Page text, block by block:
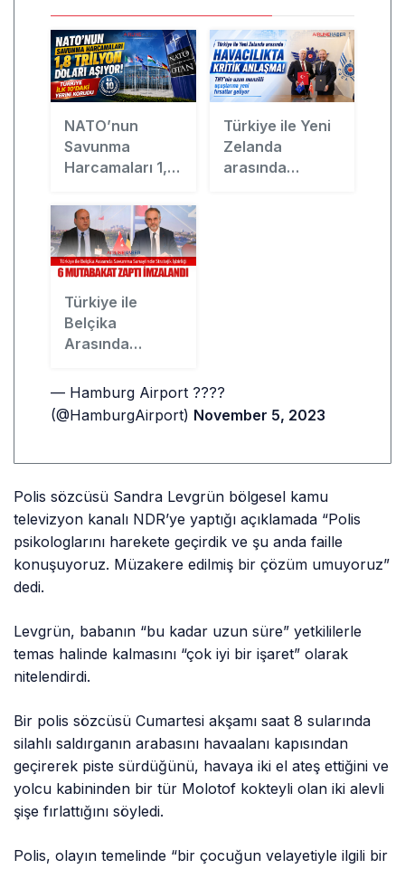
NATO’nun
Savunma
Harcamaları 1,8
Aşıyor! Türkiye
İlk 10’daki Yerini
Korudu
Türkiye ile Yeni
Zelanda
arasında
Türkiye ile
Belçika
Arasında
Sanayiinde
Stratejik İşbirliği:
6 Mutabakat
— Hamburg Airport ????
(@HamburgAirport) November 5, 2023
Polis sözcüsü Sandra Levgrün bölgesel kamu
televizyon kanalı NDR’ye yaptığı açıklamada “Polis
psikologlarını harekete geçirdik ve şu anda faille
konuşuyoruz. Müzakere edilmiş bir çözüm umuyoruz”
dedi.
Levgrün, babanın “bu kadar uzun süre” yetkililerle
temas halinde kalmasını “çok iyi bir işaret” olarak
nitelendirdi.
Bir polis sözcüsü Cumartesi akşamı saat 8 sularında
silahlı saldırganın arabasını havaalanı kapısından
geçirerek piste sürdüğünü, havaya iki el ateş ettiğini ve
yolcu kabininden bir tür Molotof kokteyli olan iki alevli
şişe fırlattığını söyledi.
Polis, olayın temelinde “bir çocuğun velayetiyle ilgili bir